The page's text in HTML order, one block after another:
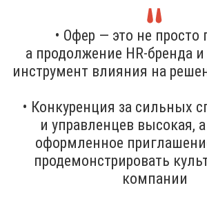
• Офер — это не просто
а продолжение HR-бренда
инструмент влияния на
• Конкуренция за сильных
и управленцев высокая,
оформленное
продемонстрировать
компании